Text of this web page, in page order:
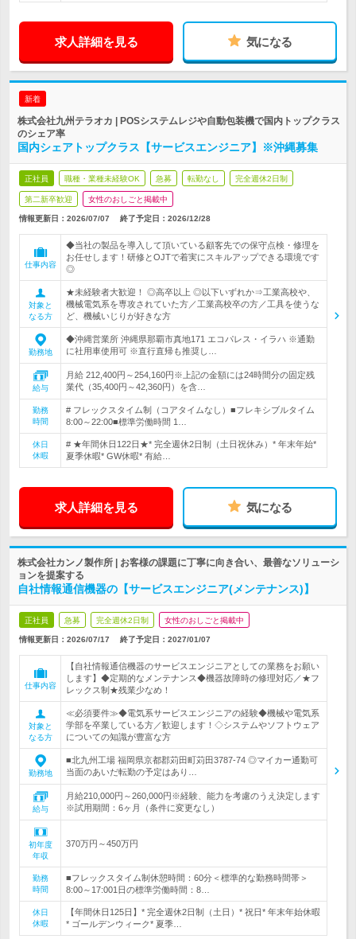
求人詳細を見る 気になる
新着
株式会社九州テラオカ | POSシステムレジや自動包装機で国内トップクラス
のシェア率
国内シェアトップクラス【サービスエンジニア】※沖縄募集
正社員 職種・業種未経験OK 急募 転勤なし 完全週休2日制
第二新卒歓迎 女性のおしごと掲載中
情報更新日：2026/07/07 終了予定日： 2026/12/28
仕事内容
◆当社の製品を導入して頂いている顧客先での保守点検・修理を
お任せします！研修とOJTで着実にスキルアップできる環境です
◎
対象と
なる方
★未経験者大歓迎！ ◎高卒以上 ◎以下いずれか⇒工業高校や、
機械電気系を専攻されていた方／工業高校卒の方／工具を使うな
ど、機械いじりが好きな方
勤務地
◆沖縄営業所 沖縄県那覇市真地171 エコパレス・イラハ ※通勤
に社用車使用可 ※直行直帰も推奨し…
給与
月給 212,400円～254,160円※上記の金額には24時間分の固定残
業代（35,400円～42,360円）を含…
勤務
時間
# フレックスタイム制（コアタイムなし）■フレキシブルタイム
8:00～22:00■標準労働時間 1…
休日
休暇
# ★年間休日122日★* 完全週休2日制（土日祝休み）* 年末年始*
夏季休暇* GW休暇* 有給…
求人詳細を見る 気になる
株式会社カンノ製作所 | お客様の課題に丁寧に向き合い、最善なソリューシ
ョンを提案する
自社情報通信機器の【サービスエンジニア(メンテナンス)】
正社員 急募 完全週休2日制 女性のおしごと掲載中
情報更新日：2026/07/17 終了予定日： 2027/01/07
仕事内容
【自社情報通信機器のサービスエンジニアとしての業務をお願い
します】◆定期的なメンテナンス◆機器故障時の修理対応／★フ
レックス制★残業少なめ！
対象と
なる方
≪必須要件≫◆電気系サービスエンジニアの経験◆機械や電気系
学部を卒業している方／歓迎します！◇システムやソフトウェア
についての知識が豊富な方
勤務地
■北九州工場 福岡県京都郡苅田町苅田3787-74 ◎マイカー通勤可
当面のあいだ転勤の予定はあり…
給与
月給210,000円～260,000円※経験、能力を考慮のうえ決定します
※試用期間：6ヶ月（条件に変更なし）
初年度
年収
370万円～450万円
勤務
時間
■フレックスタイム制休憩時間：60分＜標準的な勤務時間帯＞
8:00～17:001日の標準労働時間：8…
休日
休暇
【年間休日125日】* 完全週休2日制（土日）* 祝日* 年末年始休暇
* ゴールデンウィーク* 夏季…